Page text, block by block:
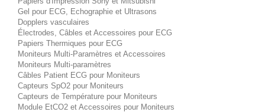
Gel pour ECG, Echographie et Ultrasons
Dopplers vasculaires
Électrodes, Câbles et Accessoires pour ECG
Papiers Thermiques pour ECG
Moniteurs Multi-Paramètres et Accessoires
Moniteurs Multi-paramètres
Câbles Patient ECG pour Moniteurs
Capteurs SpO2 pour Moniteurs
Capteurs de Température pour Moniteurs
Module EtCO2 et Accessoires pour Moniteurs